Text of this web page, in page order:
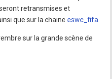
retransmises et
que sur la chaineeswc_fifa
sur la grande scène de